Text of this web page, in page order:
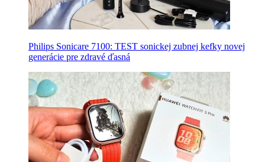
Philips Sonicare 7100: TEST sonickej zubnej kefky novej
generácie pre zdravé ďasná